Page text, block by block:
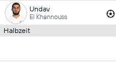
Undav
El Khannouss
Halbzeit